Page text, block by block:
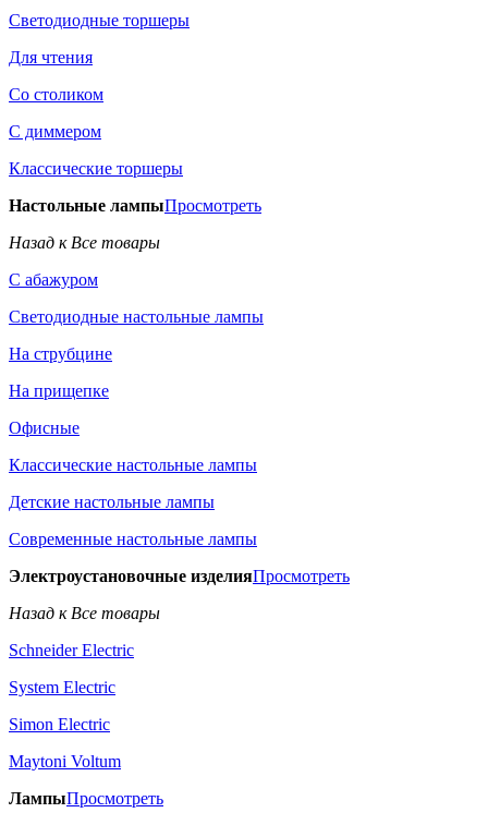
Светодиодные торшеры
Для чтения
Со столиком
С диммером
Классические торшеры
Настольные лампыПросмотреть
Назад к Все товары
С абажуром
Светодиодные настольные лампы
На струбцине
На прищепке
Офисные
Классические настольные лампы
Детские настольные лампы
Современные настольные лампы
Электроустановочные изделияПросмотреть
Назад к Все товары
Schneider Electric
System Electric
Simon Electric
Maytoni Voltum
ЛампыПросмотреть